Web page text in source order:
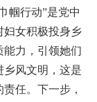
帼行动”是党中
妇女积极投身乡
能力，引领她们
乡风文明，这是
任。下一步，